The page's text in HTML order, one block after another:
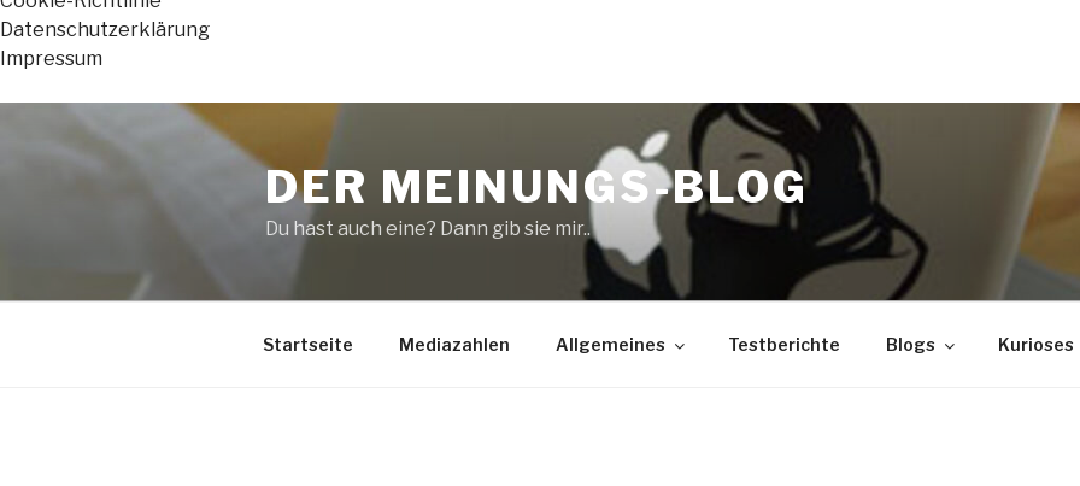
Datenschutzerklärung
Impressum
springen
DER MEINUNGS-BLOG
Du hast auch eine? Dann gib sie mir..
Startseite Mediazahlen Allgemeines Testberichte Blogs Kurioses